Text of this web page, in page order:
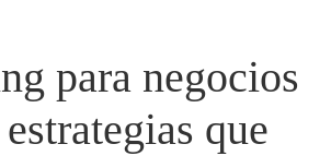
para negocios
que